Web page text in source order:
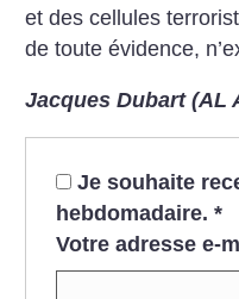
et des cellules
de toute évidence,
Jacques Dubart (AL
Je souhaite
hebdomadaire. *
Votre adresse e-